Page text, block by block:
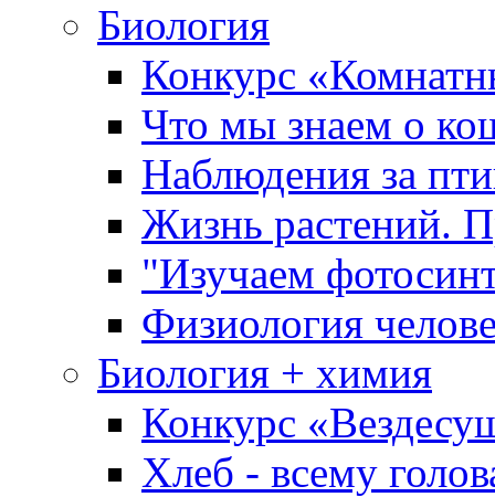
Биология
Конкурс
Что мы знаем о
Наблюдения за
Жизнь растений.
"Изучаем
Физиология
Биология + химия
Конкурс
Хлеб - всему